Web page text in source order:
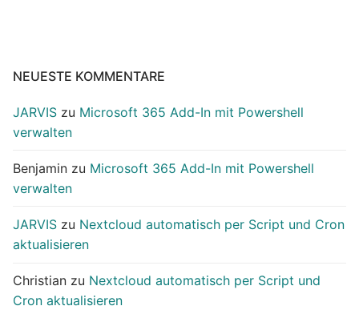
NEUESTE KOMMENTARE
JARVIS zu Microsoft 365 Add-In mit Powershell
verwalten
Benjamin zu Microsoft 365 Add-In mit Powershell
verwalten
JARVIS zu Nextcloud automatisch per Script und Cron
aktualisieren
Christian zu Nextcloud automatisch per Script und
Cron aktualisieren